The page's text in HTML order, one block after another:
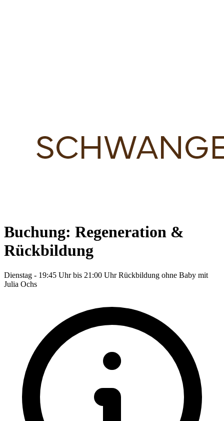
Buchung: Regeneration &
Rückbildung
Dienstag - 19:45 Uhr bis 21:00 Uhr Rückbildung ohne Baby mit
Julia Ochs